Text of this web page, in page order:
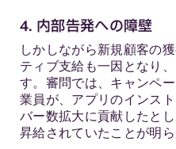
4. 内部告発への障壁
しかしながら新規顧客の
ティブ支給も一因となり
す。審問では、キャンペ
業員が、アプリのインス
バー数拡大に貢献したと
昇給されていたことが明ら